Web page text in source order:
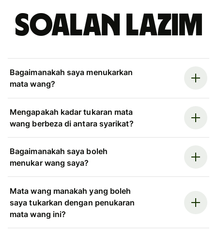
Soalan Lazim
Bagaimanakah saya menukarkan
mata wang?
Mengapakah kadar tukaran mata
wang berbeza di antara syarikat?
Bagaimanakah saya boleh
menukar wang saya?
Mata wang manakah yang boleh
saya tukarkan dengan penukaran
mata wang ini?